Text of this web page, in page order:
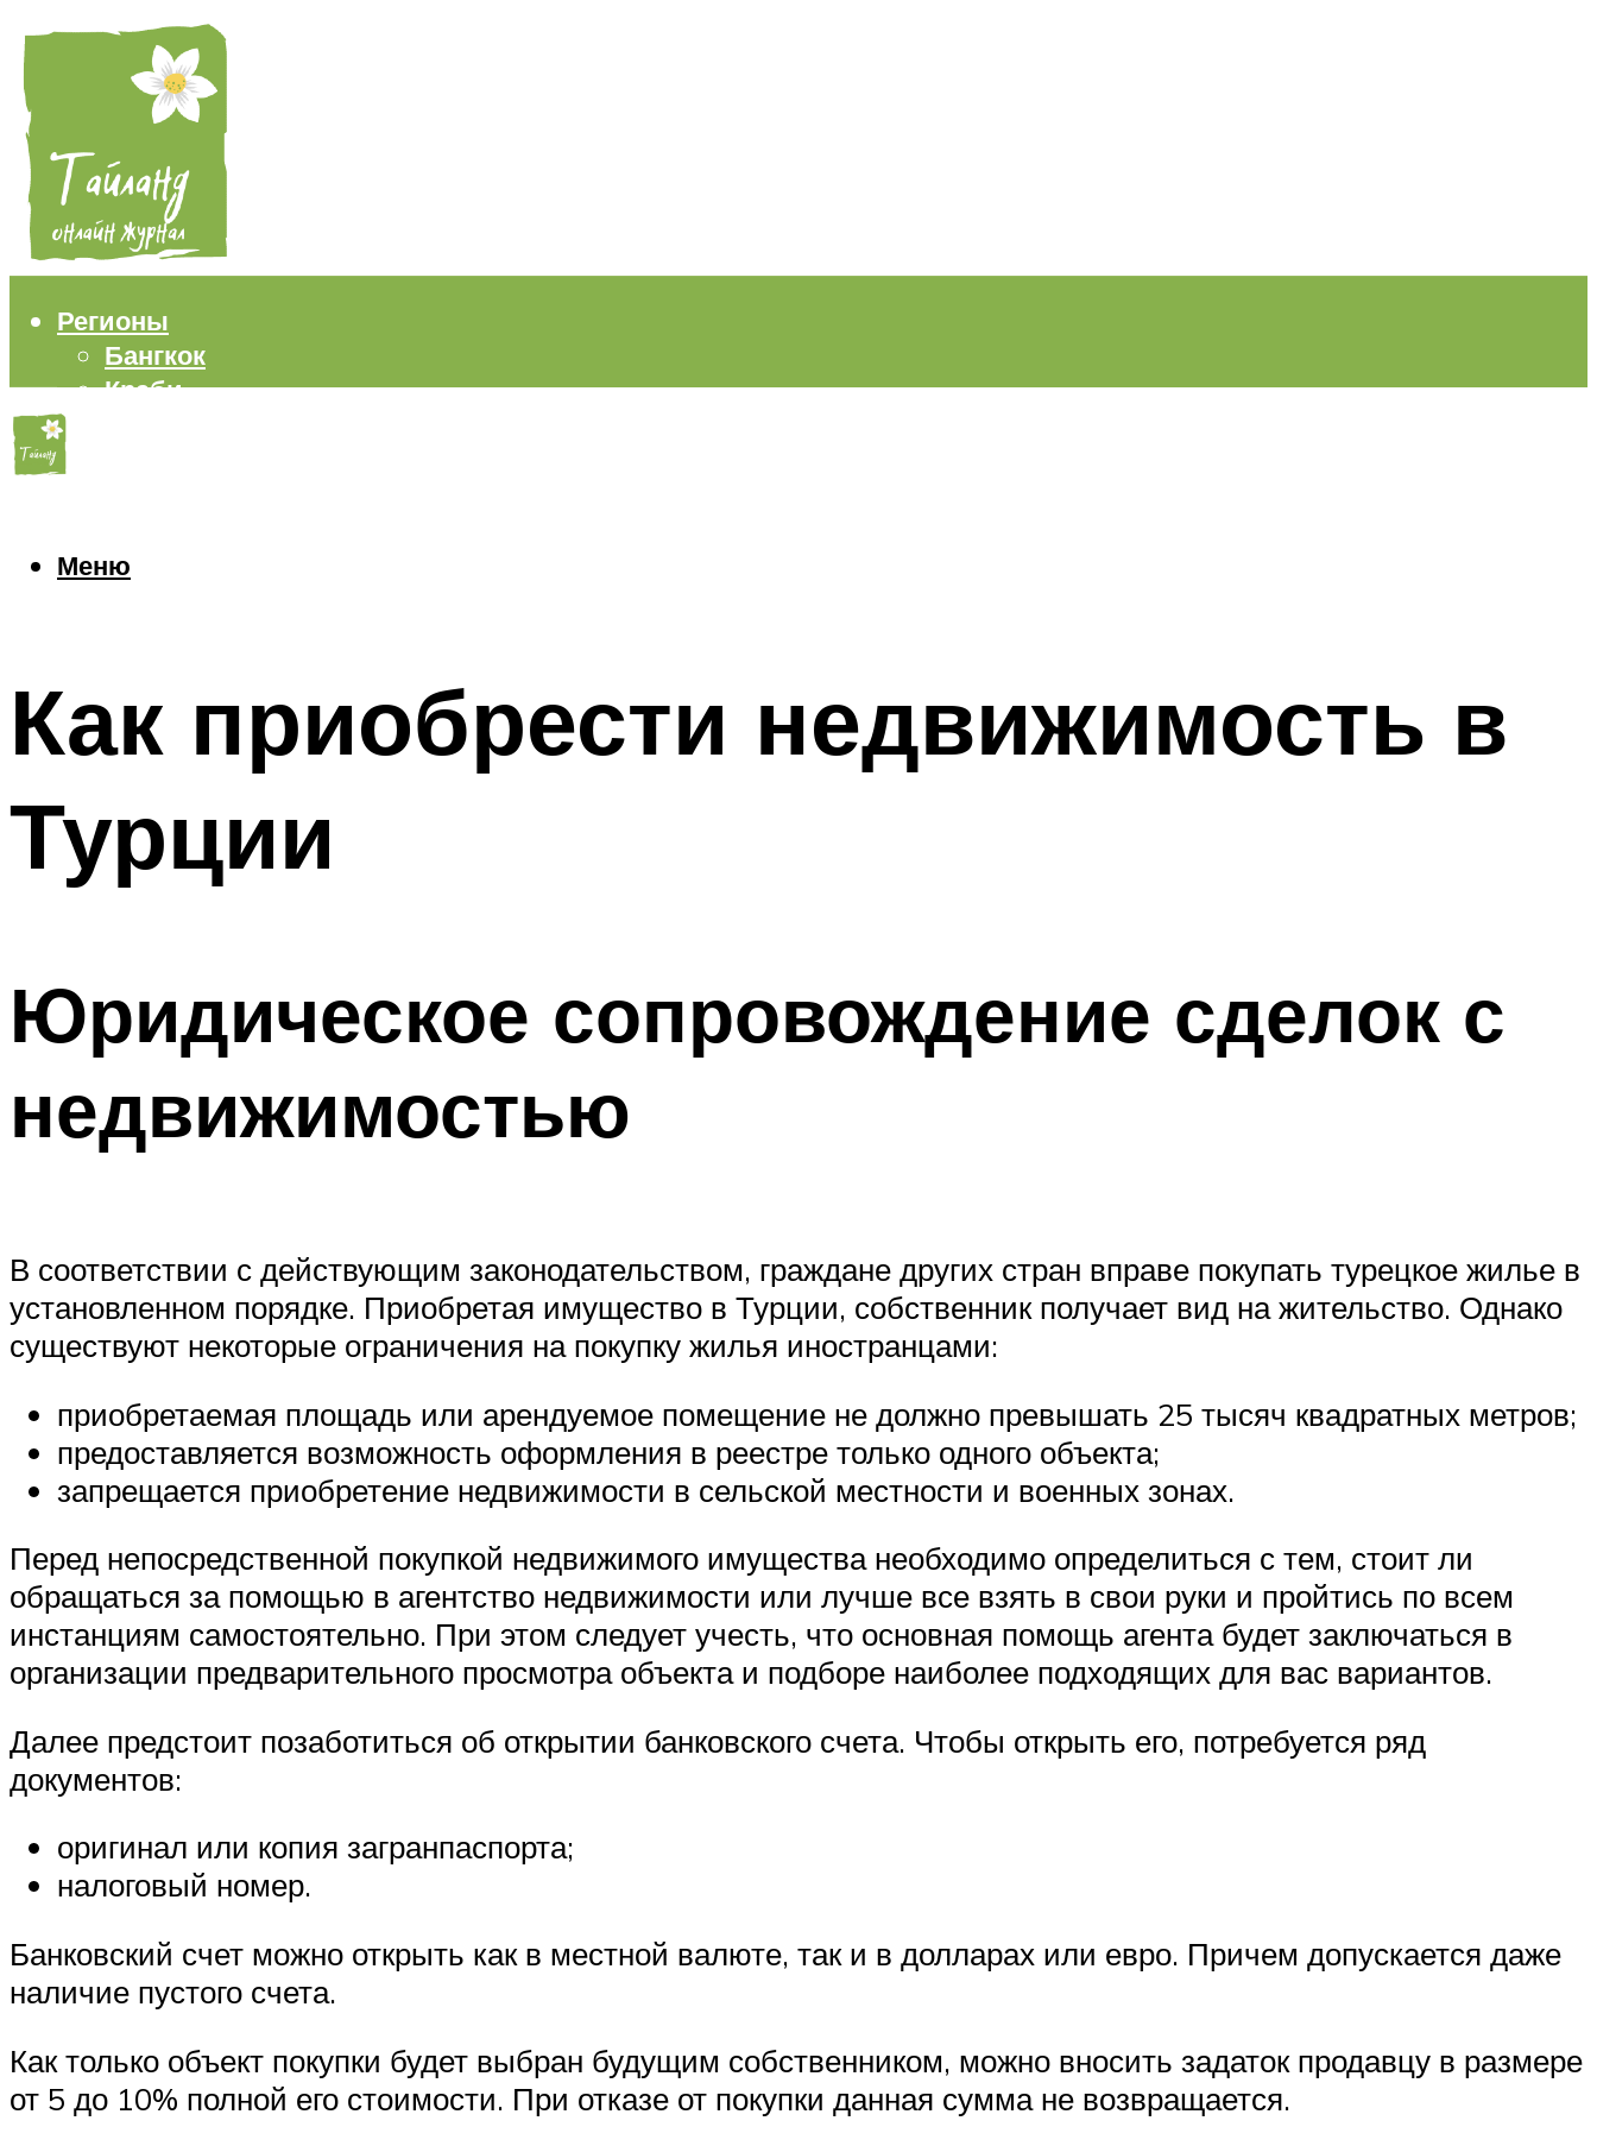
Регионы
Бангкок
Краби
Еда
Меню
Меню
Как приобрести недвижимость в
Турции
Юридическое сопровождение сделок с
недвижимостью
В соответствии с действующим законодательством, граждане других стран вправе покупать турецкое жилье в
установленном порядке. Приобретая имущество в Турции, собственник получает вид на жительство. Однако
существуют некоторые ограничения на покупку жилья иностранцами:
приобретаемая площадь или арендуемое помещение не должно превышать 25 тысяч квадратных метров;
предоставляется возможность оформления в реестре только одного объекта;
запрещается приобретение недвижимости в сельской местности и военных зонах.
Перед непосредственной покупкой недвижимого имущества необходимо определиться с тем, стоит ли
обращаться за помощью в агентство недвижимости или лучше все взять в свои руки и пройтись по всем
инстанциям самостоятельно. При этом следует учесть, что основная помощь агента будет заключаться в
организации предварительного просмотра объекта и подборе наиболее подходящих для вас вариантов.
Далее предстоит позаботиться об открытии банковского счета. Чтобы открыть его, потребуется ряд
документов:
оригинал или копия загранпаспорта;
налоговый номер.
Банковский счет можно открыть как в местной валюте, так и в долларах или евро. Причем допускается даже
наличие пустого счета.
Как только объект покупки будет выбран будущим собственником, можно вносить задаток продавцу в размере
от 5 до 10% полной его стоимости. При отказе от покупки данная сумма не возвращается.